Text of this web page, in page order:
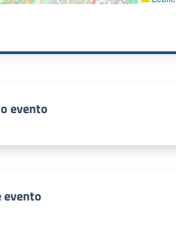
evento
evento